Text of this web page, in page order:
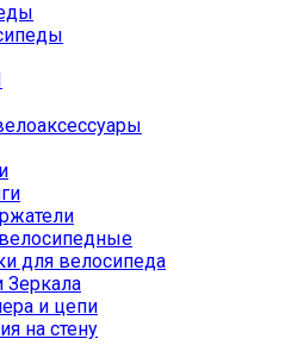
для велосипеда
Зеркала
и цепи
на стену